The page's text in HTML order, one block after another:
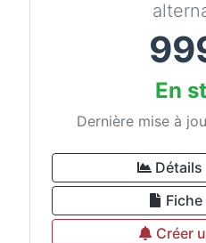
En
Dernière mise à
Créer